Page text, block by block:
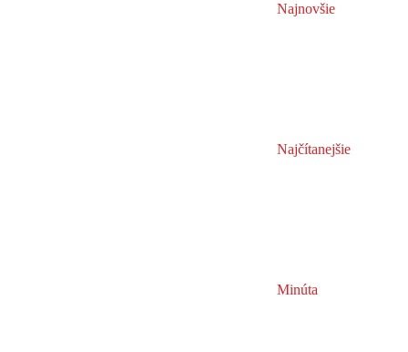
Najnovšie
Najčítanejšie
Minúta